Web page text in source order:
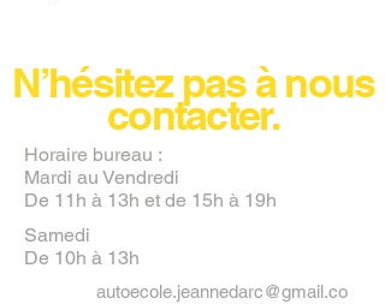
N’hésitez pas à nous
contacter.
Horaire bureau :
Mardi au Vendredi
De 11h à 13h et de 15h à 19h
Samedi
De 10h à 13h
autoecole.jeannedarc@gmail.co